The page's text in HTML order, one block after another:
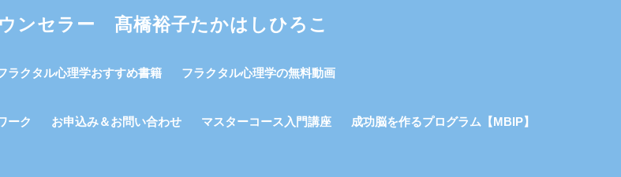
ンセラー 髙橋裕子たかはしひろこ
ラクタル心理学おすすめ書籍 フラクタル心理学の無料動画
ーク お申込み＆お問い合わせ マスターコース入門講座 成功脳を作るプログラム【MBIP】